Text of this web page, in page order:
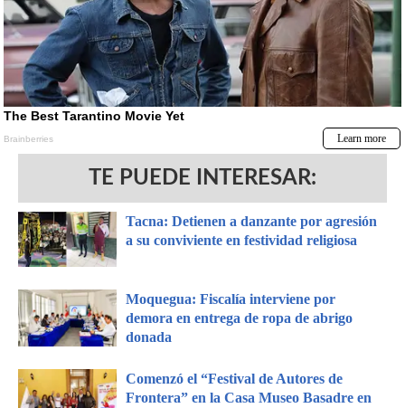
TE PUEDE INTERESAR:
Tacna: Detienen a danzante por agresión
a su conviviente en festividad religiosa
Moquegua: Fiscalía interviene por
demora en entrega de ropa de abrigo
donada
Comenzó el “Festival de Autores de
Frontera” en la Casa Museo Basadre en